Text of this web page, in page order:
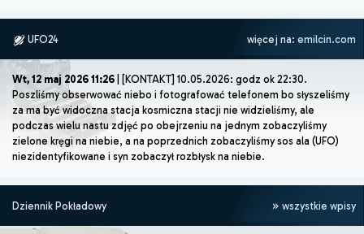
UFO24 więcej na: emilcin.com
Wt, 12 maj 2026 11:26 | [KONTAKT] 10.05.2026: godz ok 22:30.
Poszliśmy obserwować niebo i fotografować telefonem bo słyszeliśmy
za ma być widoczna stacja kosmiczna stacji nie widzieliśmy, ale
podczas wielu nastu zdjęć po obejrzeniu na jednym zobaczyliśmy
zielone kręgi na niebie, a na poprzednich zobaczyliśmy sos ala (UFO)
niezidentyfikowane i syn zobaczył rozbłysk na niebie.
Dziennik Pokładowy wszystkie wpisy